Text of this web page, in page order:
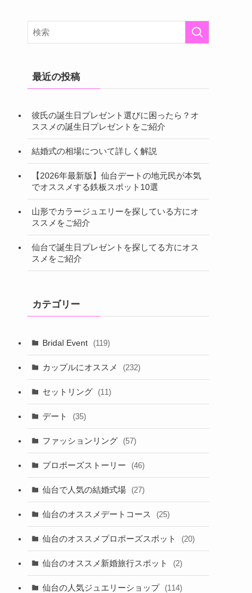
最近の投稿
彼氏の誕生日プレゼント選びに困ったら？オ
ススメの誕生日プレゼントをご紹介
結婚式の相場について詳しく解説
【2026年最新版】仙台デートの地元民が本気
でオススメする鉄板スポット10選
山形でカラージュエリーを探している方にオ
ススメをご紹介
仙台で誕生日プレゼントを探してる方にオス
スメをご紹介
カテゴリー
Bridal Event (119)
カップルにオススメ (232)
セットリング (11)
デート (35)
ファッションリング (57)
プロポーズストーリー (46)
仙台で人気の結婚式場 (27)
仙台のオススメデートコース (25)
仙台のオススメプロポーズスポット (20)
仙台のオススメ新婚旅行スポット (2)
仙台の人気ジュエリーショップ (114)